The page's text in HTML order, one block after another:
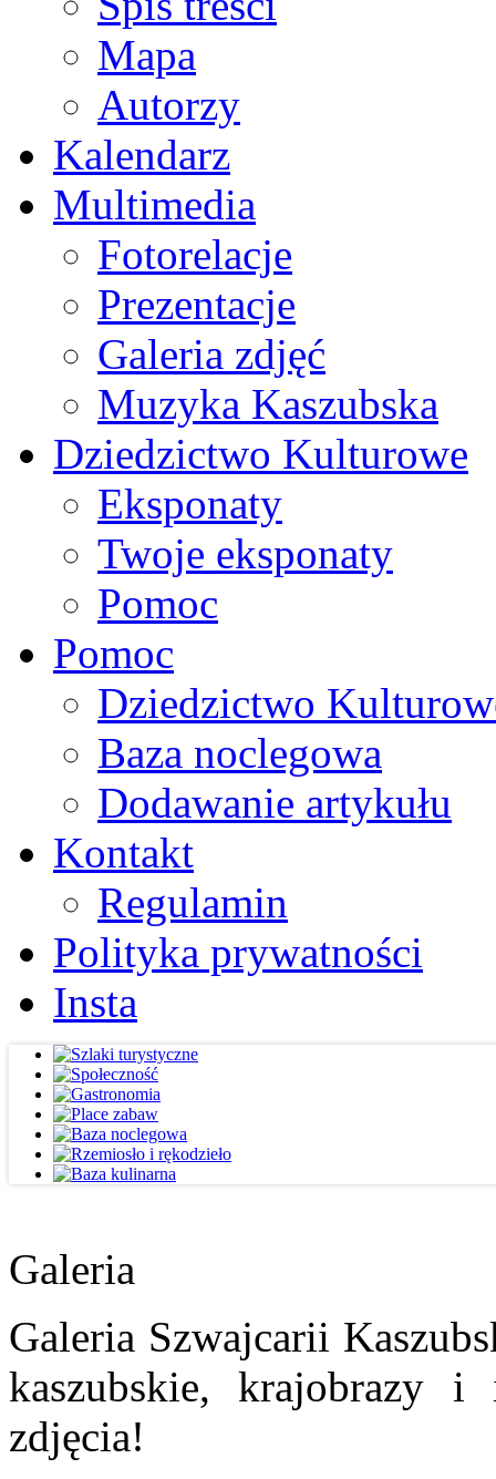
Mapa
Autorzy
Kalendarz
Multimedia
Fotorelacje
Prezentacje
Galeria zdjęć
Muzyka Kaszubska
Dziedzictwo Kulturowe
Eksponaty
Twoje eksponaty
Pomoc
Pomoc
Dziedzictwo
Baza noclegowa
Dodawanie artykułu
Kontakt
Regulamin
Polityka prywatności
Insta
Galeria
Galeria Szwajcarii
kaszubskie, krajobrazy
zdjęcia!